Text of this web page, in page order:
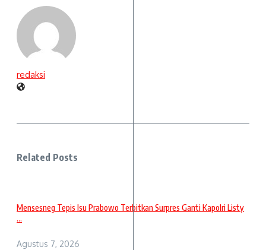
redaksi
Related Posts
Mensesneg Tepis Isu Prabowo Terbitkan Surpres Ganti Kapolri Listy
...
Agustus 7, 2026